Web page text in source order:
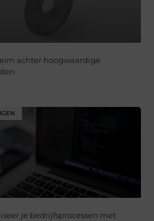
achter hoogwaardige
je bedrijfsprocessen met